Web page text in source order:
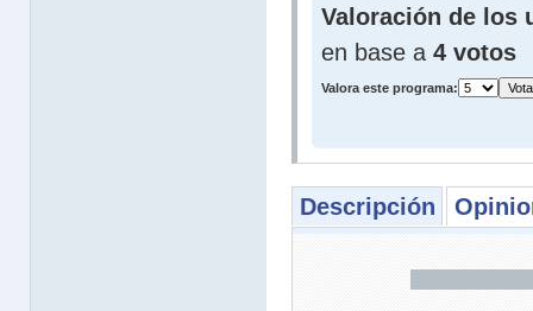
Valoración de los
en base a 4 votos
Valora este programa:
Descripción